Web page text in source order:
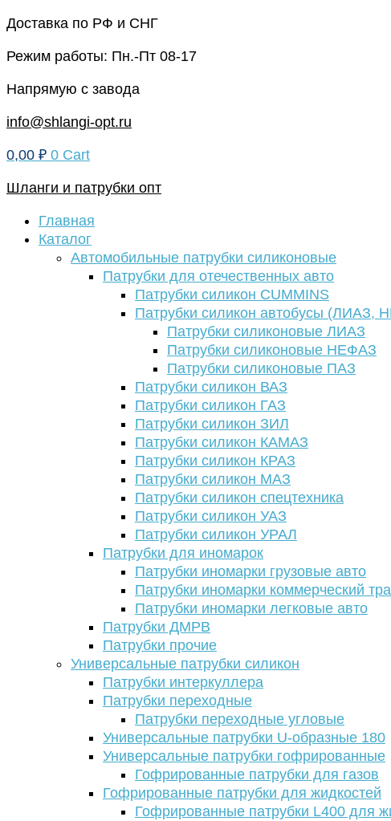
Перейти
содержимому
Доставка по РФ и СНГ
Режим работы: Пн.-Пт 08-17
Напрямую с завода
info@shlangi-opt.ru
0,00 ₽ 0 Cart
Шланги и патрубки опт
Главная
Каталог
Автомобильные патрубки силиконовые
Патрубки для отечественных авто
Патрубки силикон CUMMINS
Патрубки силикон автобусы (ЛИАЗ,
Патрубки силиконовые ЛИАЗ
Патрубки силиконовые НЕФАЗ
Патрубки силиконовые ПАЗ
Патрубки силикон ВАЗ
Патрубки силикон ГАЗ
Патрубки силикон ЗИЛ
Патрубки силикон КАМАЗ
Патрубки силикон КРАЗ
Патрубки силикон МАЗ
Патрубки силикон спецтехника
Патрубки силикон УАЗ
Патрубки силикон УРАЛ
Патрубки для иномарок
Патрубки иномарки грузовые авто
Патрубки иномарки коммерческий
Патрубки иномарки легковые авто
Патрубки ДМРВ
Патрубки прочие
Универсальные патрубки силикон
Патрубки интеркуллера
Патрубки переходные
Патрубки переходные угловые
Универсальные патрубки U-образные 180
Универсальные патрубки гофрированные
Гофрированные патрубки для газов
Гофрированные патрубки для жидкостей
Гофрированные патрубки L400 для